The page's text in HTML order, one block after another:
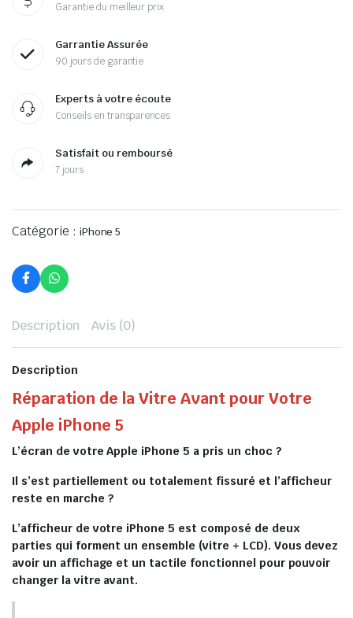
Garantie du meilleur prix
Garrantie Assurée
90 jours de garantie
Experts à votre écoute
Conseils en transparences
Satisfait ou remboursé
7 jours
Catégorie : iPhone 5
Description Avis (0)
Description
Réparation de la Vitre Avant pour Votre
Apple iPhone 5
L’écran de votre Apple iPhone 5 a pris un choc ?
Il s’est partiellement ou totalement fissuré et l’afficheur
reste en marche ?
L’afficheur de votre iPhone 5 est composé de deux
parties qui forment un ensemble (vitre + LCD). Vous devez
avoir un affichage et un tactile fonctionnel pour pouvoir
changer la vitre avant.